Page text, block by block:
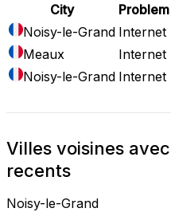
City
Noisy-le-Grand Internet
Meaux
Internet
Noisy-le-Grand Internet
Villes voisines
recents
Noisy-le-Grand